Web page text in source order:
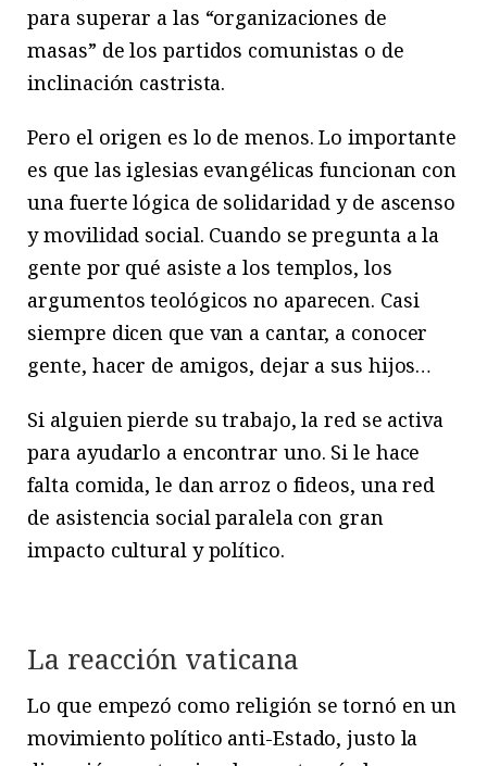
para superar a las “organizaciones de
masas” de los partidos comunistas o de
inclinación castrista.
Pero el origen es lo de menos. Lo importante
es que las iglesias evangélicas funcionan con
una fuerte lógica de solidaridad y de ascenso
y movilidad social. Cuando se pregunta a la
gente por qué asiste a los templos, los
argumentos teológicos no aparecen. Casi
siempre dicen que van a cantar, a conocer
gente, hacer de amigos, dejar a sus hijos…
Si alguien pierde su trabajo, la red se activa
para ayudarlo a encontrar uno. Si le hace
falta comida, le dan arroz o fideos, una red
de asistencia social paralela con gran
impacto cultural y político.
La reacción vaticana
Lo que empezó como religión se tornó en un
movimiento político anti-Estado, justo la